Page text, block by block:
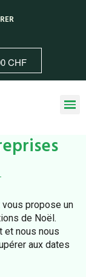
CHF
propose un
de Noël.
et nous nous
aux dates